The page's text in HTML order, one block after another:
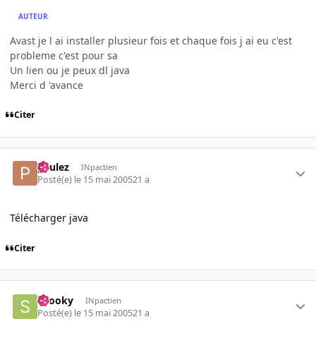
AUTEUR
Avast je l ai installer plusieur fois et chaque fois j ai eu c'est
probleme c'est pour sa
Un lien ou je peux dl java
Merci d 'avance
Citer
paulez INpactien
Posté(e) le 15 mai 200521 a
Télécharger java
Citer
snooky INpactien
Posté(e) le 15 mai 200521 a